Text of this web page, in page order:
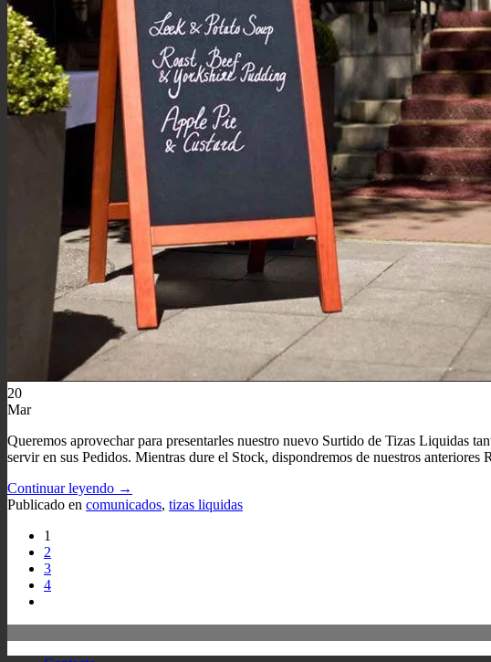
20
Mar
Queremos aprovechar para presentarles nuestro nuevo Surtido de Tizas
servir en sus Pedidos. Mientras dure el Stock, dispondremos de nuestros
Continuar leyendo →
Publicado en comunicados, tizas liquidas
1
2
3
4